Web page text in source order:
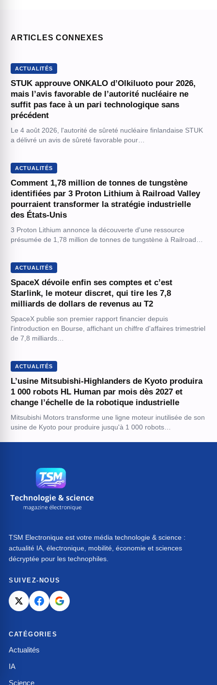
ARTICLES CONNEXES
ACTUALITÉS
STUK approuve ONKALO d’Olkiluoto pour 2026,
mais l’avis favorable de l’autorité nucléaire ne
suffit pas face à un pari technologique sans
précédent
Le 4 août 2026, l'autorité de sûreté nucléaire finlandaise STUK
a délivré un avis de sûreté favorable pour…
ACTUALITÉS
Comment 1,78 million de tonnes de tungstène
identifiées par 3 Proton Lithium à Railroad Valley
pourraient transformer la stratégie industrielle
des États-Unis
3 Proton Lithium annonce la découverte d'une ressource
présumée de 1,78 million de tonnes de tungstène à Railroad…
ACTUALITÉS
SpaceX dévoile enfin ses comptes et c’est
Starlink, le moteur discret, qui tire les 7,8
milliards de dollars de revenus au T2
SpaceX publie son premier rapport financier depuis
l'introduction en Bourse, affichant un chiffre d'affaires trimestriel
de 7,8 milliards…
ACTUALITÉS
L’usine Mitsubishi-Highlanders de Kyoto produira
1 000 robots HL Human par mois dès 2027 et
change l’échelle de la robotique industrielle
Mitsubishi Motors transforme une ligne moteur inutilisée de son
usine de Kyoto pour produire jusqu'à 1 000 robots…
TSM Electronique est votre média technologie & science :
actualité IA, électronique, mobilité, économie et sciences
décryptée pour les technophiles.
SUIVEZ-NOUS
CATÉGORIES
Actualités
IA
Science